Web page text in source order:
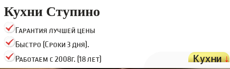
Кухни Ступино
Гарантия лучшей цены
Быстро (Сроки 3 дня).
Работаем с 2008г. (18 лет)
Кухни↓